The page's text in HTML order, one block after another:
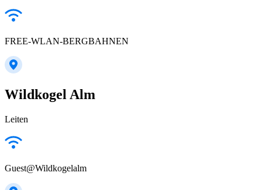
FREE-WLAN-BERGBAHNEN
Wildkogel Alm
Leiten
Guest@Wildkogelalm